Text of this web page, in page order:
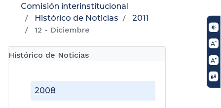
Comisión interinstitucional
Histórico de Noticias
2011
12 - Diciembre
Histórico de Noticias
2008